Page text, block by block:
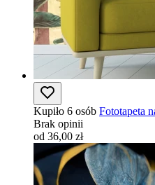
Kupiło 6 osób Fototapeta
Brak opinii
od 36,00 zł